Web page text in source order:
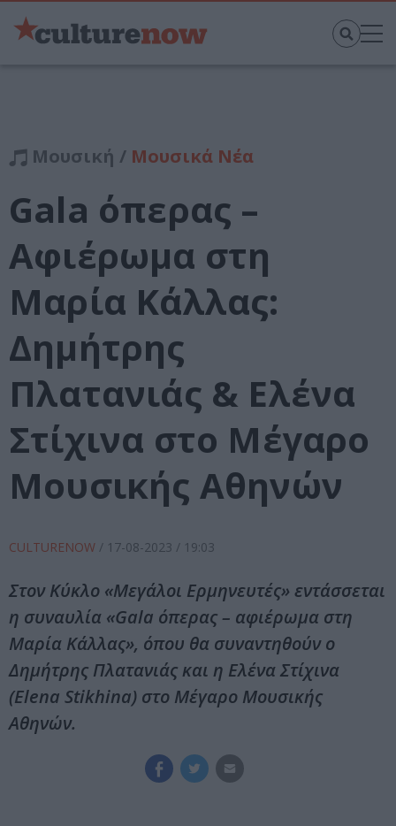
Μουσική / Μουσικά Νέα
Gala όπερας –
Αφιέρωμα στη
Μαρία Κάλλας:
Δημήτρης
Πλατανιάς & Ελένα
Στίχινα στο Μέγαρο
Μουσικής Αθηνών
CULTURENOW / 17-08-2023 / 19:03
Στον Κύκλο «Μεγάλοι Ερμηνευτές» εντάσσεται
η συναυλία «Gala όπερας – αφιέρωμα στη
Μαρία Κάλλας», όπου θα συναντηθούν ο
Δημήτρης Πλατανιάς και η Ελένα Στίχινα
(Elena Stikhina) στο Μέγαρο Μουσικής
Αθηνών.